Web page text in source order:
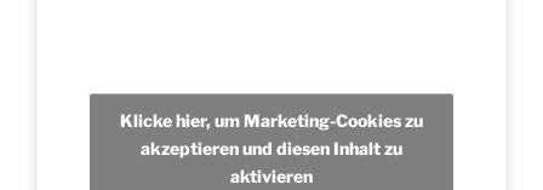
Klicke hier, um Marketing-Cookies zu
akzeptieren und diesen Inhalt zu
aktivieren